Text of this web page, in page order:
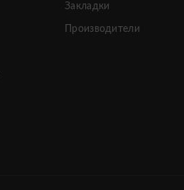
Закладки
Производители